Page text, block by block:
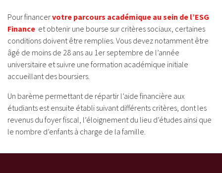
Pour financervotre parcours académique au sein de l’ESG
Finance et obtenir une bourse sur critères sociaux, certaines
conditions doivent être remplies. Vous devez notamment être
âgé de moins de 28 ans au 1er septembre de l’année
universitaire et suivre une formation académique initiale
accueillant des boursiers.
Un barème permettant de répartir l’aide financière aux
étudiants est ensuite établi suivant différents critères, dont les
revenus du foyer fiscal, l’éloignement du lieu d’études ainsi que
le nombre d’enfants à charge de la famille.